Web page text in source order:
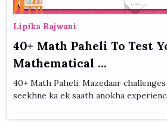
Lipika Rajwani
40+ Math Paheli To Test
Mathematical ...
40+ Math Paheli: Mazedaar
seekhne ka ek saath anokha